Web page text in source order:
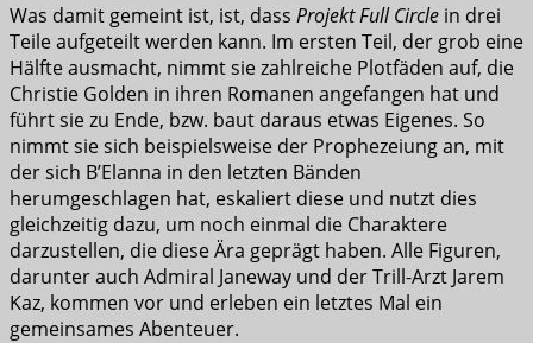
Was damit gemeint ist, ist, dass Projekt Full Circle in drei
Teile aufgeteilt werden kann. Im ersten Teil, der grob eine
Hälfte ausmacht, nimmt sie zahlreiche Plotfäden auf, die
Christie Golden in ihren Romanen angefangen hat und
führt sie zu Ende, bzw. baut daraus etwas Eigenes. So
nimmt sie sich beispielsweise der Prophezeiung an, mit
der sich B’Elanna in den letzten Bänden
herumgeschlagen hat, eskaliert diese und nutzt dies
gleichzeitig dazu, um noch einmal die Charaktere
darzustellen, die diese Ära geprägt haben. Alle Figuren,
darunter auch Admiral Janeway und der Trill-Arzt Jarem
Kaz, kommen vor und erleben ein letztes Mal ein
gemeinsames Abenteuer.